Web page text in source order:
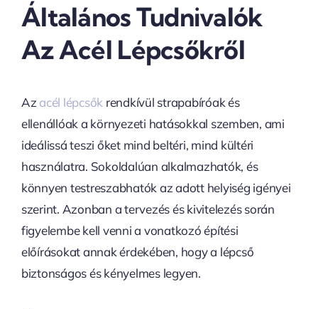
Általános Tudnivalók
Az Acél Lépcsőkről
Az acél lépcsők rendkívül strapabíróak és
ellenállóak a környezeti hatásokkal szemben, ami
ideálissá teszi őket mind beltéri, mind kültéri
használatra. Sokoldalúan alkalmazhatók, és
könnyen testreszabhatók az adott helyiség igényei
szerint. Azonban a tervezés és kivitelezés során
figyelembe kell venni a vonatkozó építési
előírásokat annak érdekében, hogy a lépcső
biztonságos és kényelmes legyen.